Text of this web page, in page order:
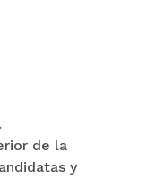
de la
y